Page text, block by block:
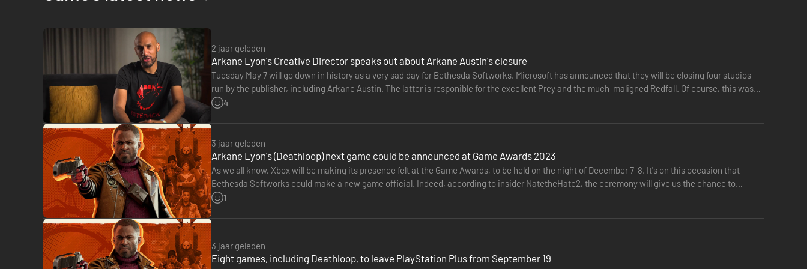
al die tijd word je achterna gezeten door je rivaal Julianna, die door een andere speler bestuurd kan worden. Als je je dus achterbaks voelt, kun jij ook in de stijlvolle sneakers van Julianna
stappen en bij een andere speler binnenvallen om Colt te doden. De multiplayerervaring is volledig optioneel en spelers kunnen ervoor kiezen om Julianna in hun verhaal door de AI te laten
2 jaar geleden
Arkane Lyon's Creative Director speaks out about Arkane Austin's closure
Tuesday May 7 will go down in history as a very sad day for Bethesda Softworks. Microsoft has announced that they will be closing four studios
run by the publisher, including Arkane Austin. The latter is responible for the excellent Prey and the much-maligned Redfall. Of course, this wasn't
to the liking…
4
3 jaar geleden
Arkane Lyon's (Deathloop) next game could be announced at Game Awards 2023
As we all know, Xbox will be making its presence felt at the Game Awards, to be held on the night of December 7-8. It's on this occasion that
Bethesda Softworks could make a new game official. Indeed, according to insider NatetheHate2, the ceremony will give us the chance to
discover Arkane Lyon's next…
1
3 jaar geleden
Eight games, including Deathloop, to leave PlayStation Plus from September 19